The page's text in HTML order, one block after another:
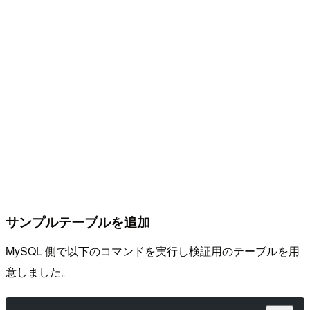
サンプルテーブルを追加
MySQL 側で以下のコマンドを実行し検証用のテーブルを用
意しました。